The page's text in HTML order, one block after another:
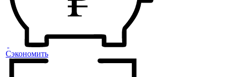
Сэкономить